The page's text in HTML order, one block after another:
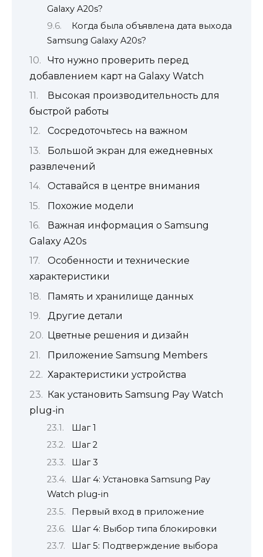
Galaxy A20s?
Когда была объявлена дата выхода
Samsung Galaxy A20s?
Что нужно проверить перед
добавлением карт на Galaxy Watch
Высокая производительность для
быстрой работы
Сосредоточьтесь на важном
Большой экран для ежедневных
развлечений
Оставайся в центре внимания
Похожие модели
Важная информация о Samsung
Galaxy A20s
Особенности и технические
характеристики
Память и хранилище данных
Другие детали
Цветные решения и дизайн
Приложение Samsung Members
Характеристики устройства
Как установить Samsung Pay Watch
plug-in
Шаг 1
Шаг 2
Шаг 3
Шаг 4: Установка Samsung Pay
Watch plug-in
Первый вход в приложение
Шаг 4: Выбор типа блокировки
Шаг 5: Подтверждение выбора